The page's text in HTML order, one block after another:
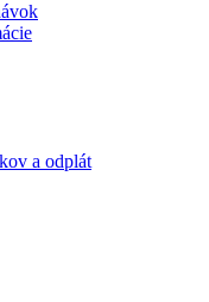
a odplát